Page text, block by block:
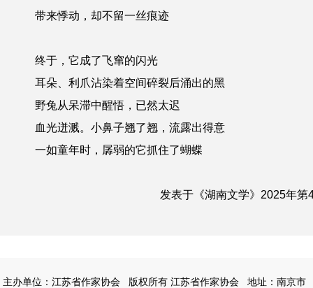
带来悸动，却不留一丝痕迹
终于，它成了飞窜的闪光
耳朵、利爪沾染着空间碎裂后涌出的黑
野兔从呆滞中醒悟，已然太迟
血光迸溅。小鼻子翘了翘，流露出得意
一如童年时，孱弱的它抓住了蝴蝶
发表于《湖南文学》2025年第
主办单位：江苏省作家协会 版权所有 江苏省作家协会
地址：南京市